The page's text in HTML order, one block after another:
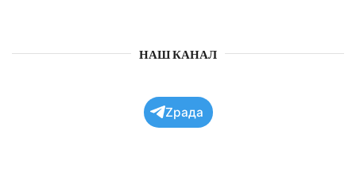
НАШ КАНАЛ
Zрада